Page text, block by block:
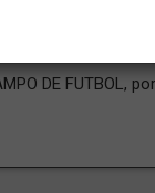
DE FUTBOL,